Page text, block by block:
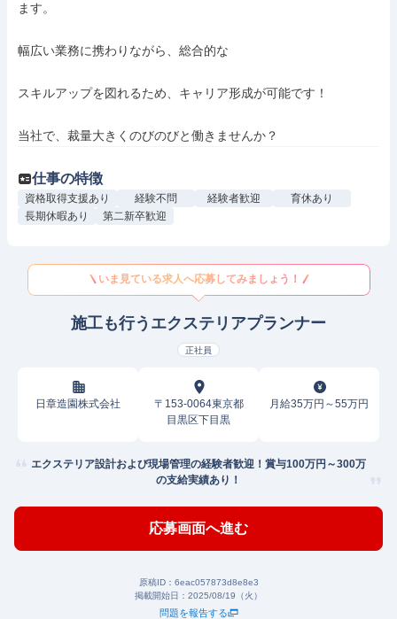
ます。
幅広い業務に携わりながら、総合的な
スキルアップを図れるため、キャリア形成が可能です！
当社で、裁量大きくのびのびと働きませんか？
仕事の特徴
資格取得支援あり 経験不問 経験者歓迎
育休あり
長期休暇あり
第二新卒歓迎
いま見ている求人へ応募してみましょう！
施工も行うエクステリアプランナー
正社員
日章造園株式会社
〒153-0064東京都
目黒区下目黒
月給35万円～55万円
エクステリア設計および現場管理の経験者歓迎！賞与100万円～300万
の支給実績あり！
応募画面へ進む
原稿ID： 6eac057873d8e8e3
掲載開始日： 2025/08/19（火）
問題を報告する